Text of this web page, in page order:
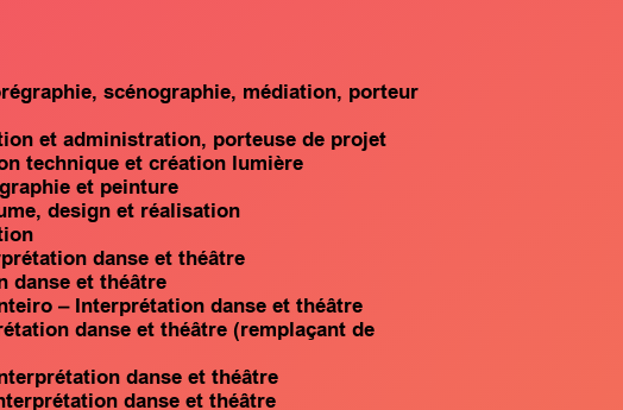
scénographie, médiation, porteur
et administration, porteuse de projet
technique et création lumière
et peinture
design et réalisation
danse et théâtre
danse et théâtre
– Interprétation danse et théâtre
danse et théâtre (remplaçant de
danse et théâtre
danse et théâtre